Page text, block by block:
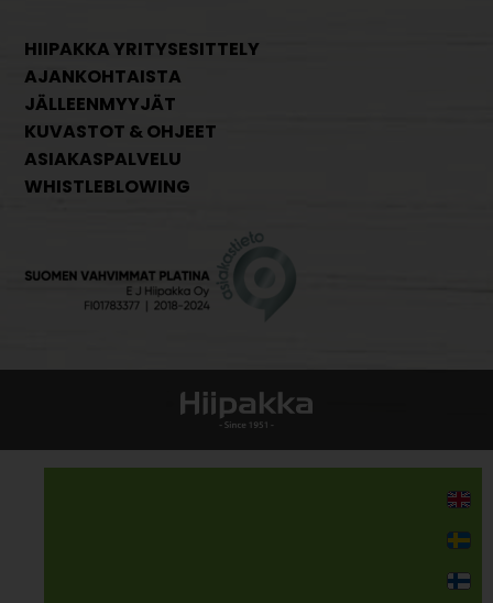
HIIPAKKA YRITYSESITTELY
AJANKOHTAISTA
JÄLLEENMYYJÄT
KUVASTOT & OHJEET
ASIAKASPALVELU
WHISTLEBLOWING